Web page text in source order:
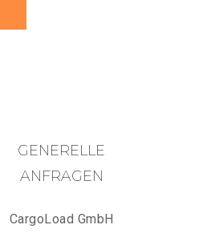
GENERELLE
ANFRAGEN
CargoLoad GmbH